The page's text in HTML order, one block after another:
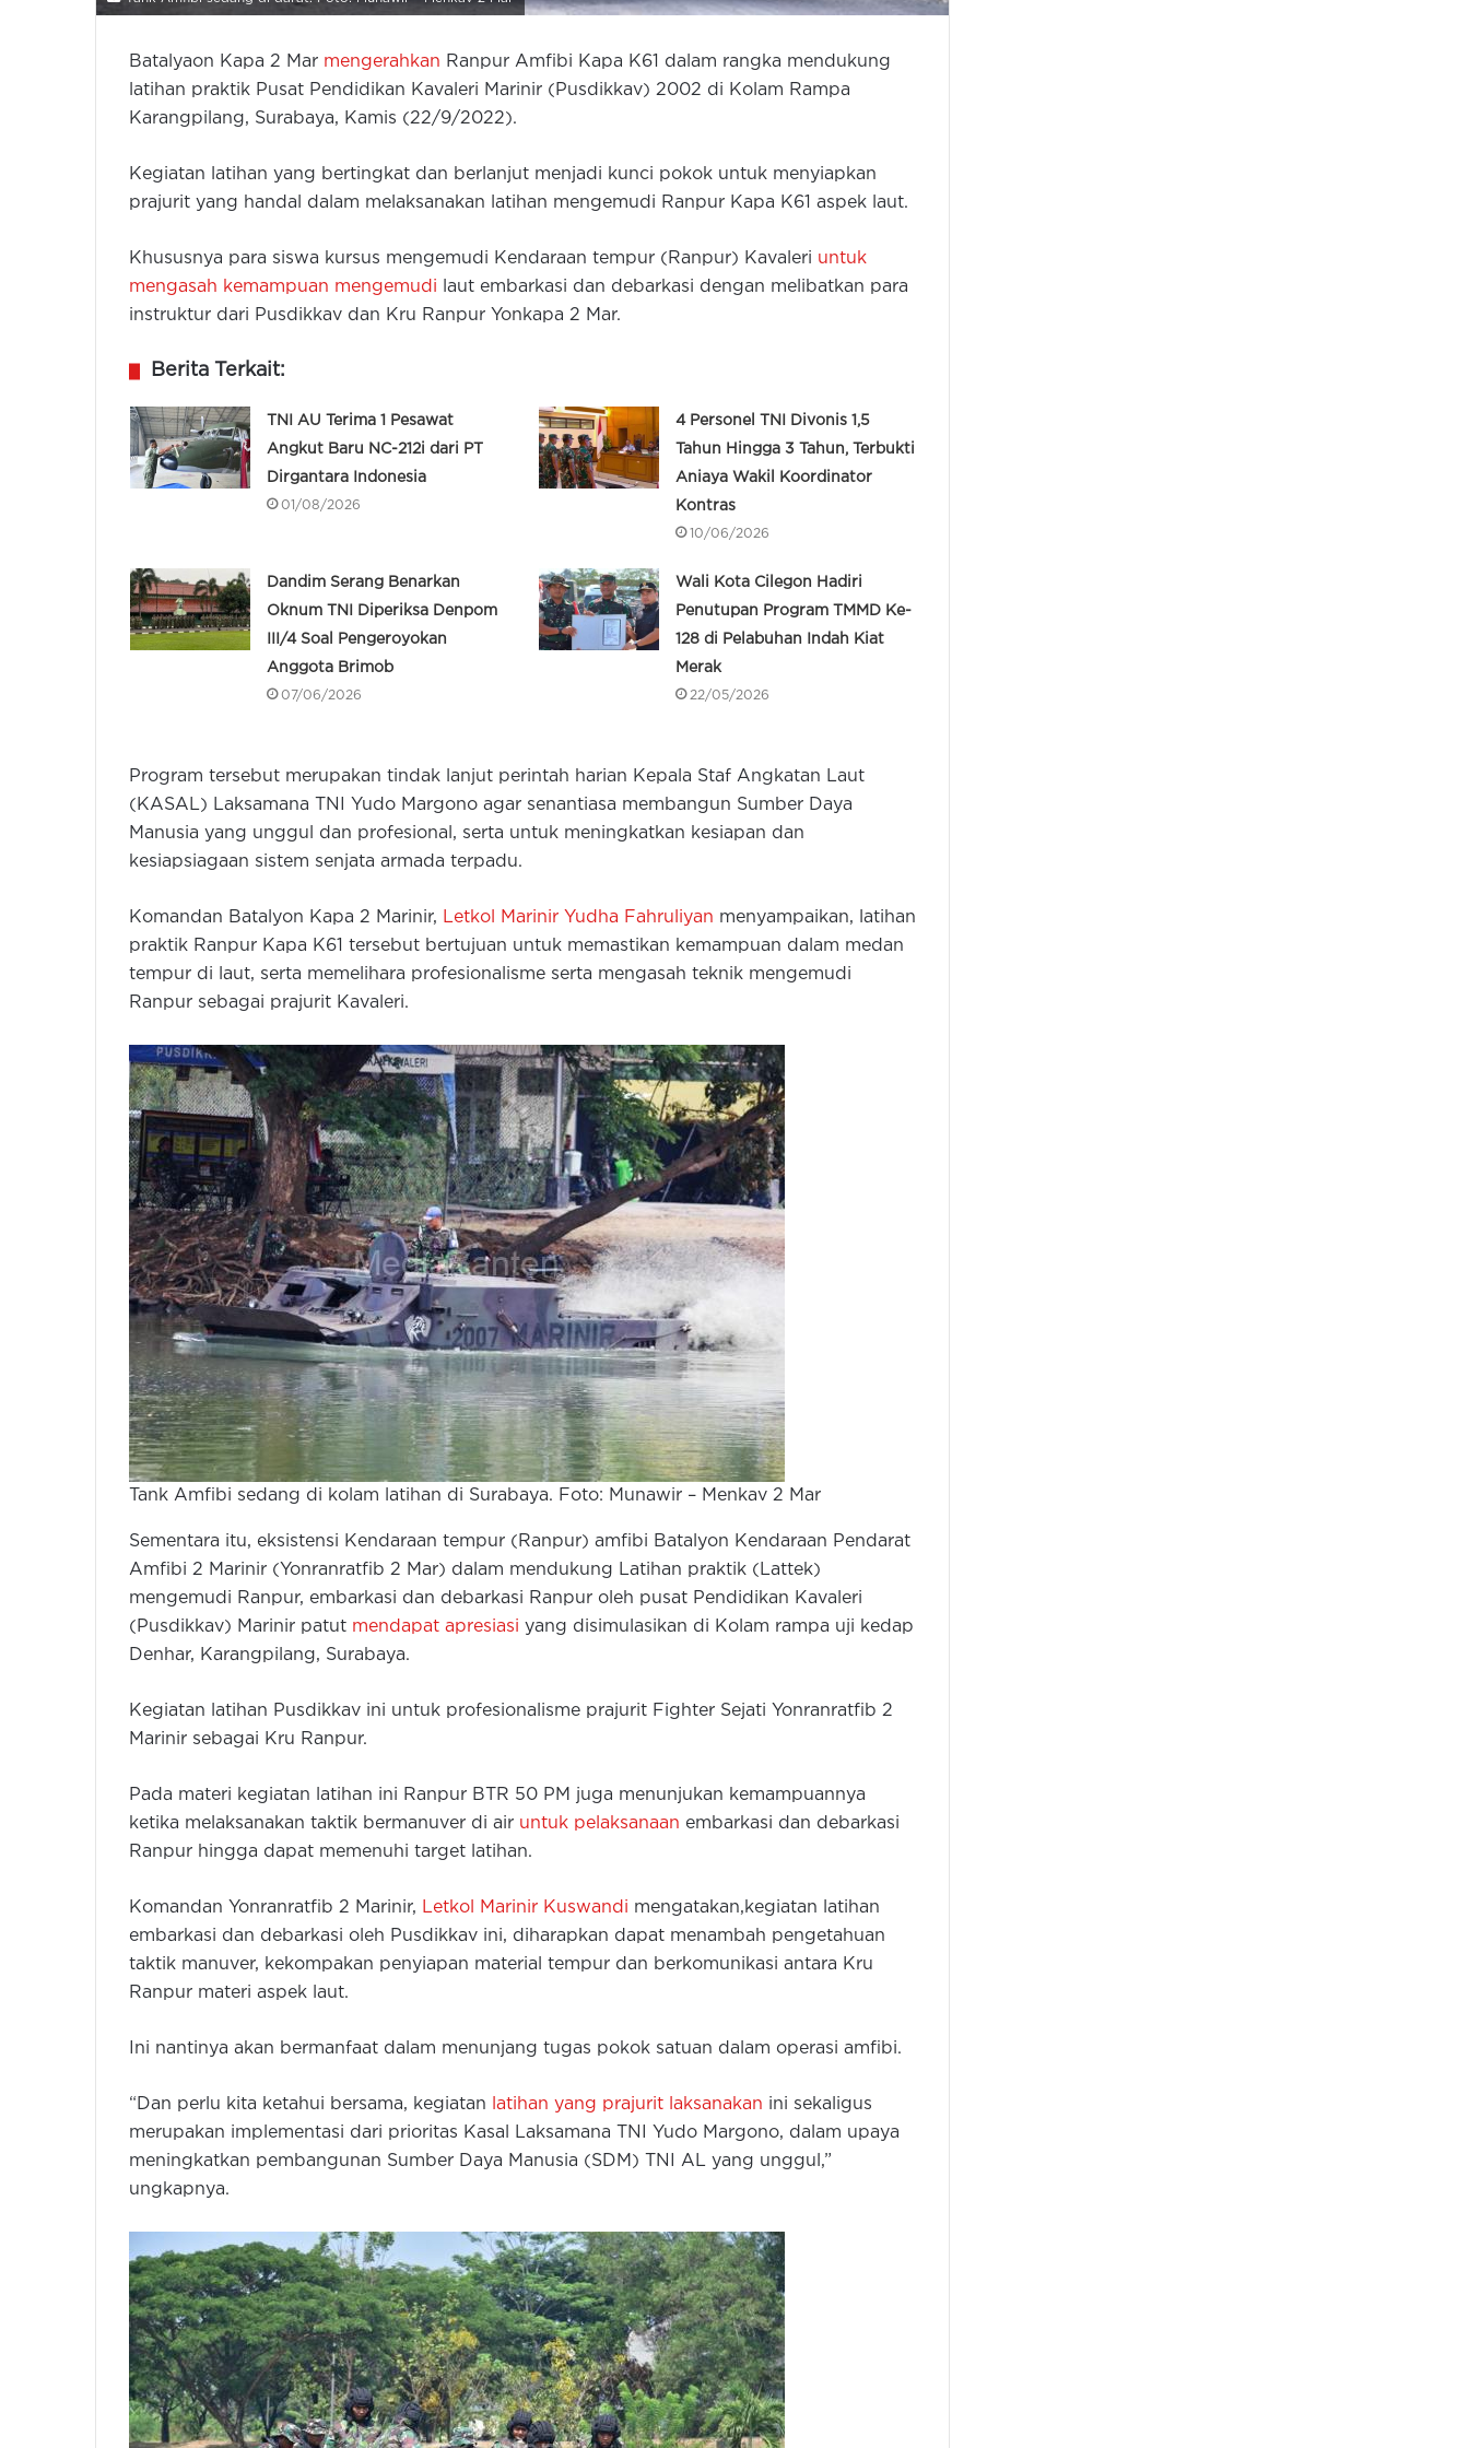
Batalyaon Kapa 2 Mar mengerahkan Ranpur Amfibi Kapa K61 dalam rangka mendukung
latihan praktik Pusat Pendidikan Kavaleri Marinir (Pusdikkav) 2002 di Kolam Rampa
Karangpilang, Surabaya, Kamis (22/9/2022).
Kegiatan latihan yang bertingkat dan berlanjut menjadi kunci pokok untuk menyiapkan
prajurit yang handal dalam melaksanakan latihan mengemudi Ranpur Kapa K61 aspek laut.
Khususnya para siswa kursus mengemudi Kendaraan tempur (Ranpur) Kavaleri untuk
mengasah kemampuan mengemudi laut embarkasi dan debarkasi dengan melibatkan para
instruktur dari Pusdikkav dan Kru Ranpur Yonkapa 2 Mar.
Berita Terkait:
TNI AU Terima 1 Pesawat
Angkut Baru NC-212i dari PT
Dirgantara Indonesia
01/08/2026
4 Personel TNI Divonis 1,5
Tahun Hingga 3 Tahun, Terbukti
Aniaya Wakil Koordinator
Kontras
10/06/2026
Dandim Serang Benarkan
Oknum TNI Diperiksa Denpom
III/4 Soal Pengeroyokan
Anggota Brimob
07/06/2026
Wali Kota Cilegon Hadiri
Penutupan Program TMMD Ke-
128 di Pelabuhan Indah Kiat
Merak
22/05/2026
Program tersebut merupakan tindak lanjut perintah harian Kepala Staf Angkatan Laut
(KASAL) Laksamana TNI Yudo Margono agar senantiasa membangun Sumber Daya
Manusia yang unggul dan profesional, serta untuk meningkatkan kesiapan dan
kesiapsiagaan sistem senjata armada terpadu.
Komandan Batalyon Kapa 2 Marinir, Letkol Marinir Yudha Fahruliyan menyampaikan, latihan
praktik Ranpur Kapa K61 tersebut bertujuan untuk memastikan kemampuan dalam medan
tempur di laut, serta memelihara profesionalisme serta mengasah teknik mengemudi
Ranpur sebagai prajurit Kavaleri.
Tank Amfibi sedang di kolam latihan di Surabaya. Foto: Munawir – Menkav 2 Mar
Sementara itu, eksistensi Kendaraan tempur (Ranpur) amfibi Batalyon Kendaraan Pendarat
Amfibi 2 Marinir (Yonranratfib 2 Mar) dalam mendukung Latihan praktik (Lattek)
mengemudi Ranpur, embarkasi dan debarkasi Ranpur oleh pusat Pendidikan Kavaleri
(Pusdikkav) Marinir patut mendapat apresiasi yang disimulasikan di Kolam rampa uji kedap
Denhar, Karangpilang, Surabaya.
Kegiatan latihan Pusdikkav ini untuk profesionalisme prajurit Fighter Sejati Yonranratfib 2
Marinir sebagai Kru Ranpur.
Pada materi kegiatan latihan ini Ranpur BTR 50 PM juga menunjukan kemampuannya
ketika melaksanakan taktik bermanuver di air untuk pelaksanaan embarkasi dan debarkasi
Ranpur hingga dapat memenuhi target latihan.
Komandan Yonranratfib 2 Marinir, Letkol Marinir Kuswandi mengatakan,kegiatan latihan
embarkasi dan debarkasi oleh Pusdikkav ini, diharapkan dapat menambah pengetahuan
taktik manuver, kekompakan penyiapan material tempur dan berkomunikasi antara Kru
Ranpur materi aspek laut.
Ini nantinya akan bermanfaat dalam menunjang tugas pokok satuan dalam operasi amfibi.
“Dan perlu kita ketahui bersama, kegiatan latihan yang prajurit laksanakan ini sekaligus
merupakan implementasi dari prioritas Kasal Laksamana TNI Yudo Margono, dalam upaya
meningkatkan pembangunan Sumber Daya Manusia (SDM) TNI AL yang unggul,”
ungkapnya.